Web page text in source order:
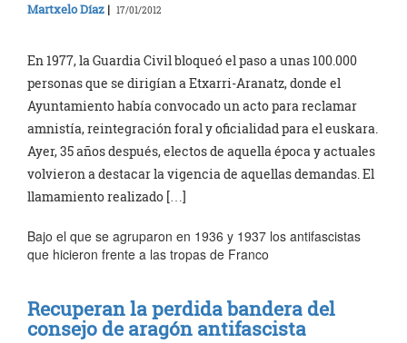
Martxelo Díaz | 17/01/2012
En 1977, la Guardia Civil bloqueó el paso a unas 100.000
personas que se dirigían a Etxarri-Aranatz, donde el
Ayuntamiento había convocado un acto para reclamar
amnistía, reintegración foral y oficialidad para el euskara.
Ayer, 35 años después, electos de aquella época y actuales
volvieron a destacar la vigencia de aquellas demandas. El
llamamiento realizado […]
Bajo el que se agruparon en 1936 y 1937 los antifascistas
que hicieron frente a las tropas de Franco
Recuperan la perdida bandera del
consejo de aragón antifascista